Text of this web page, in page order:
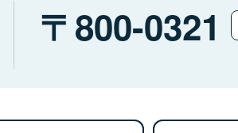
800-0321